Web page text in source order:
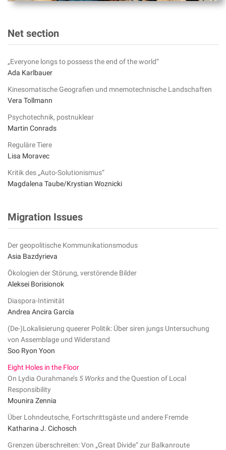
Net section
„Everyone longs to possess the end of the world“
Ada Karlbauer
Kinesomatische Geografien und mnemotechnische Landschaften
Vera Tollmann
Psychotechnik, postnuklear
Martin Conrads
Reguläre Tiere
Lisa Moravec
Kritik des „Auto-Solutionismus“
Magdalena Taube/Krystian Woznicki
Migration Issues
Der geopolitische Kommunikationsmodus
Asia Bazdyrieva
Ökologien der Störung, verstörende Bilder
Aleksei Borisionok
Diaspora-Intimität
Andrea Ancira García
(De-)Lokalisierung queerer Politik: Über siren jungs Untersuchung
von Assemblage und Widerstand
Soo Ryon Yoon
Eight Holes in the Floor
On Lydia Ourahmane’s 5 Works and the Question of Local
Responsibility
Mounira Zennia
Über Lohndeutsche, Fortschrittsgäste und andere Fremde
Katharina J. Cichosch
Grenzen überschreiten: Von „Great Divide“ zur Balkanroute